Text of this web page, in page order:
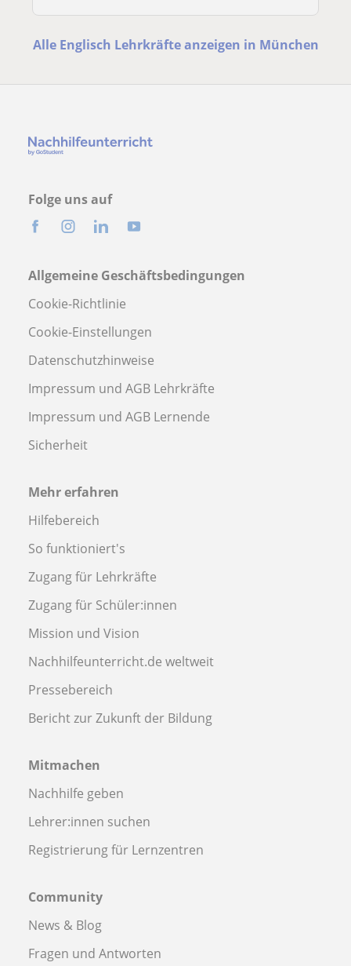
Alle Englisch Lehrkräfte anzeigen in München
Folge uns auf
Allgemeine Geschäftsbedingungen
Cookie-Richtlinie
Cookie-Einstellungen
Datenschutzhinweise
Impressum und AGB Lehrkräfte
Impressum und AGB Lernende
Sicherheit
Mehr erfahren
Hilfebereich
So funktioniert's
Zugang für Lehrkräfte
Zugang für Schüler:innen
Mission und Vision
Nachhilfeunterricht.de weltweit
Pressebereich
Bericht zur Zukunft der Bildung
Mitmachen
Nachhilfe geben
Lehrer:innen suchen
Registrierung für Lernzentren
Community
News & Blog
Fragen und Antworten